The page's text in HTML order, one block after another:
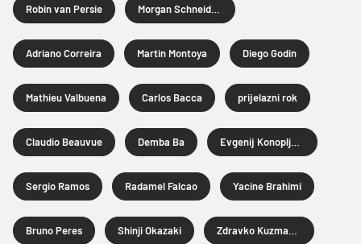
Robin van Persie
Adriano Correira Martin Montoya Diego Godin
Mathieu Valbuena Carlos Bacca prijelazni rok
Claudio Beauvue Demba Ba
Sergio Ramos Radamel Falcao Yacine Brahimi
Bruno Peres Shinji Okazaki